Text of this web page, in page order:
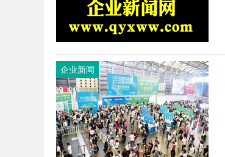
企业新闻